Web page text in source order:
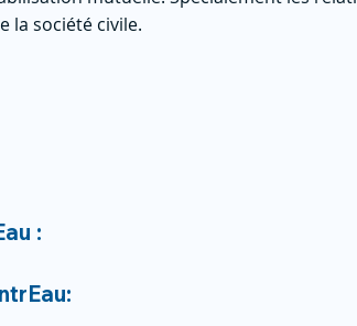
la société civile.
: